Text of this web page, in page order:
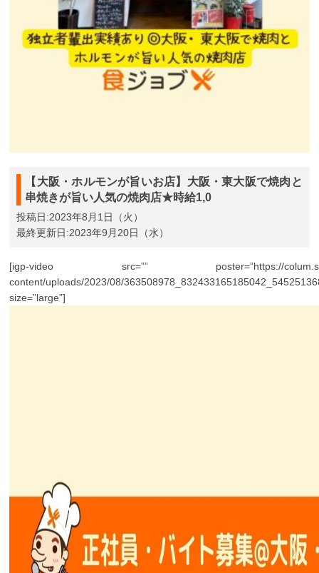
【大阪・ホルモンが旨いお店】大阪・東大阪で焼肉と
串焼きが旨い人気の焼肉店★時給1,0
投稿日:2023年8月1日（火）
最終更新日:2023年9月20日（水）
[igp-video src=”” poster=”https://
content/uploads/2023/08/
size=”large”]